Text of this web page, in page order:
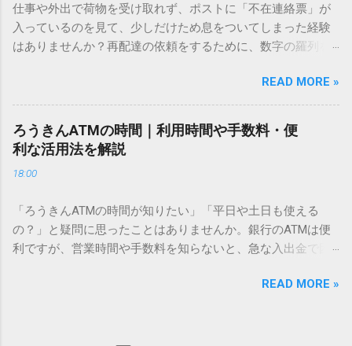
必要はありません。 1. なぜ「変換」しても旧字・外字が出て
こないのか？ そもそも、なぜ普通の変換で出てこない漢字が
あるのでしょうか。その理由は、パソコンが文字を認識する
は、JIS規格（日本産業規格）によって「第1水準」「第2水
準」といった形で整理されています。しかし、人名や地名に
使われる非常に古い漢字（旧字）や、特定の組織だけで作ら
れた「外字」は、この一般的な変換リストに含まれていない
ン上のすべての文字には、いわば「住所」のような番号が割
り振られています。変換候補に出ない文字でも、この住所
（コード）を直接指定すれば、確実に呼び出すことができる
のです。 2. Windows標準機能！文字コードで漢字を出す「16
進数入力」 最も汎用性が高く、特別なソフトも不要なのが
仕事や外出で荷物を受け取れず、ポストに「不在連絡票」が
入っているのを見て、少しだけため息をついてしまった経験
はありませんか？再配達の依頼をするために、数字の羅列を
ことに申し訳なさを感じたりすることもあるかもしれませ
ん。 「もっとスムーズに、自分のタイミングで受け取りた
い」 「わざわざ電話をかけずに、スマホ一つで完結させた
い」 そんな願いを叶えてくれるのが、佐川急便の会員制サー
ビス「スマートクラブ」と、LINEや公式アプリの連携です。
これらを活用するだけで、再配達のストレスは驚くほど軽く
受け取り術と、連携による具体的なメリットを徹底解説しま
す。 佐川急便の再配達が劇的に変わる「スマートクラブ」と
は？ まず押さえておきたいのが、佐川急便の個人向け無料会
況をリアルタイムで管理するための基盤となるサービスで
READ MORE »
ろうきんATMの時間｜利用時間や手数料・便
利な活用法を解説
18:00
「ろうきんATMの時間が知りたい」「平日や土日も使える
の？」と疑問に思ったことはありませんか。銀行のATMは便
利ですが、営業時間や手数料を知らないと、急な入出金で困
ATM営業時間や利用の注意点、便利な活用法 を詳しく解説し
です。 1-1. 店舗内ATM 平日：9:00〜17:00 土曜・日曜・祝
READ MORE »